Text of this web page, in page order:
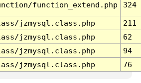
function_extend.php 324
jzmysql.class.php
211
jzmysql.class.php
62
jzmysql.class.php
94
jzmysql.class.php 76